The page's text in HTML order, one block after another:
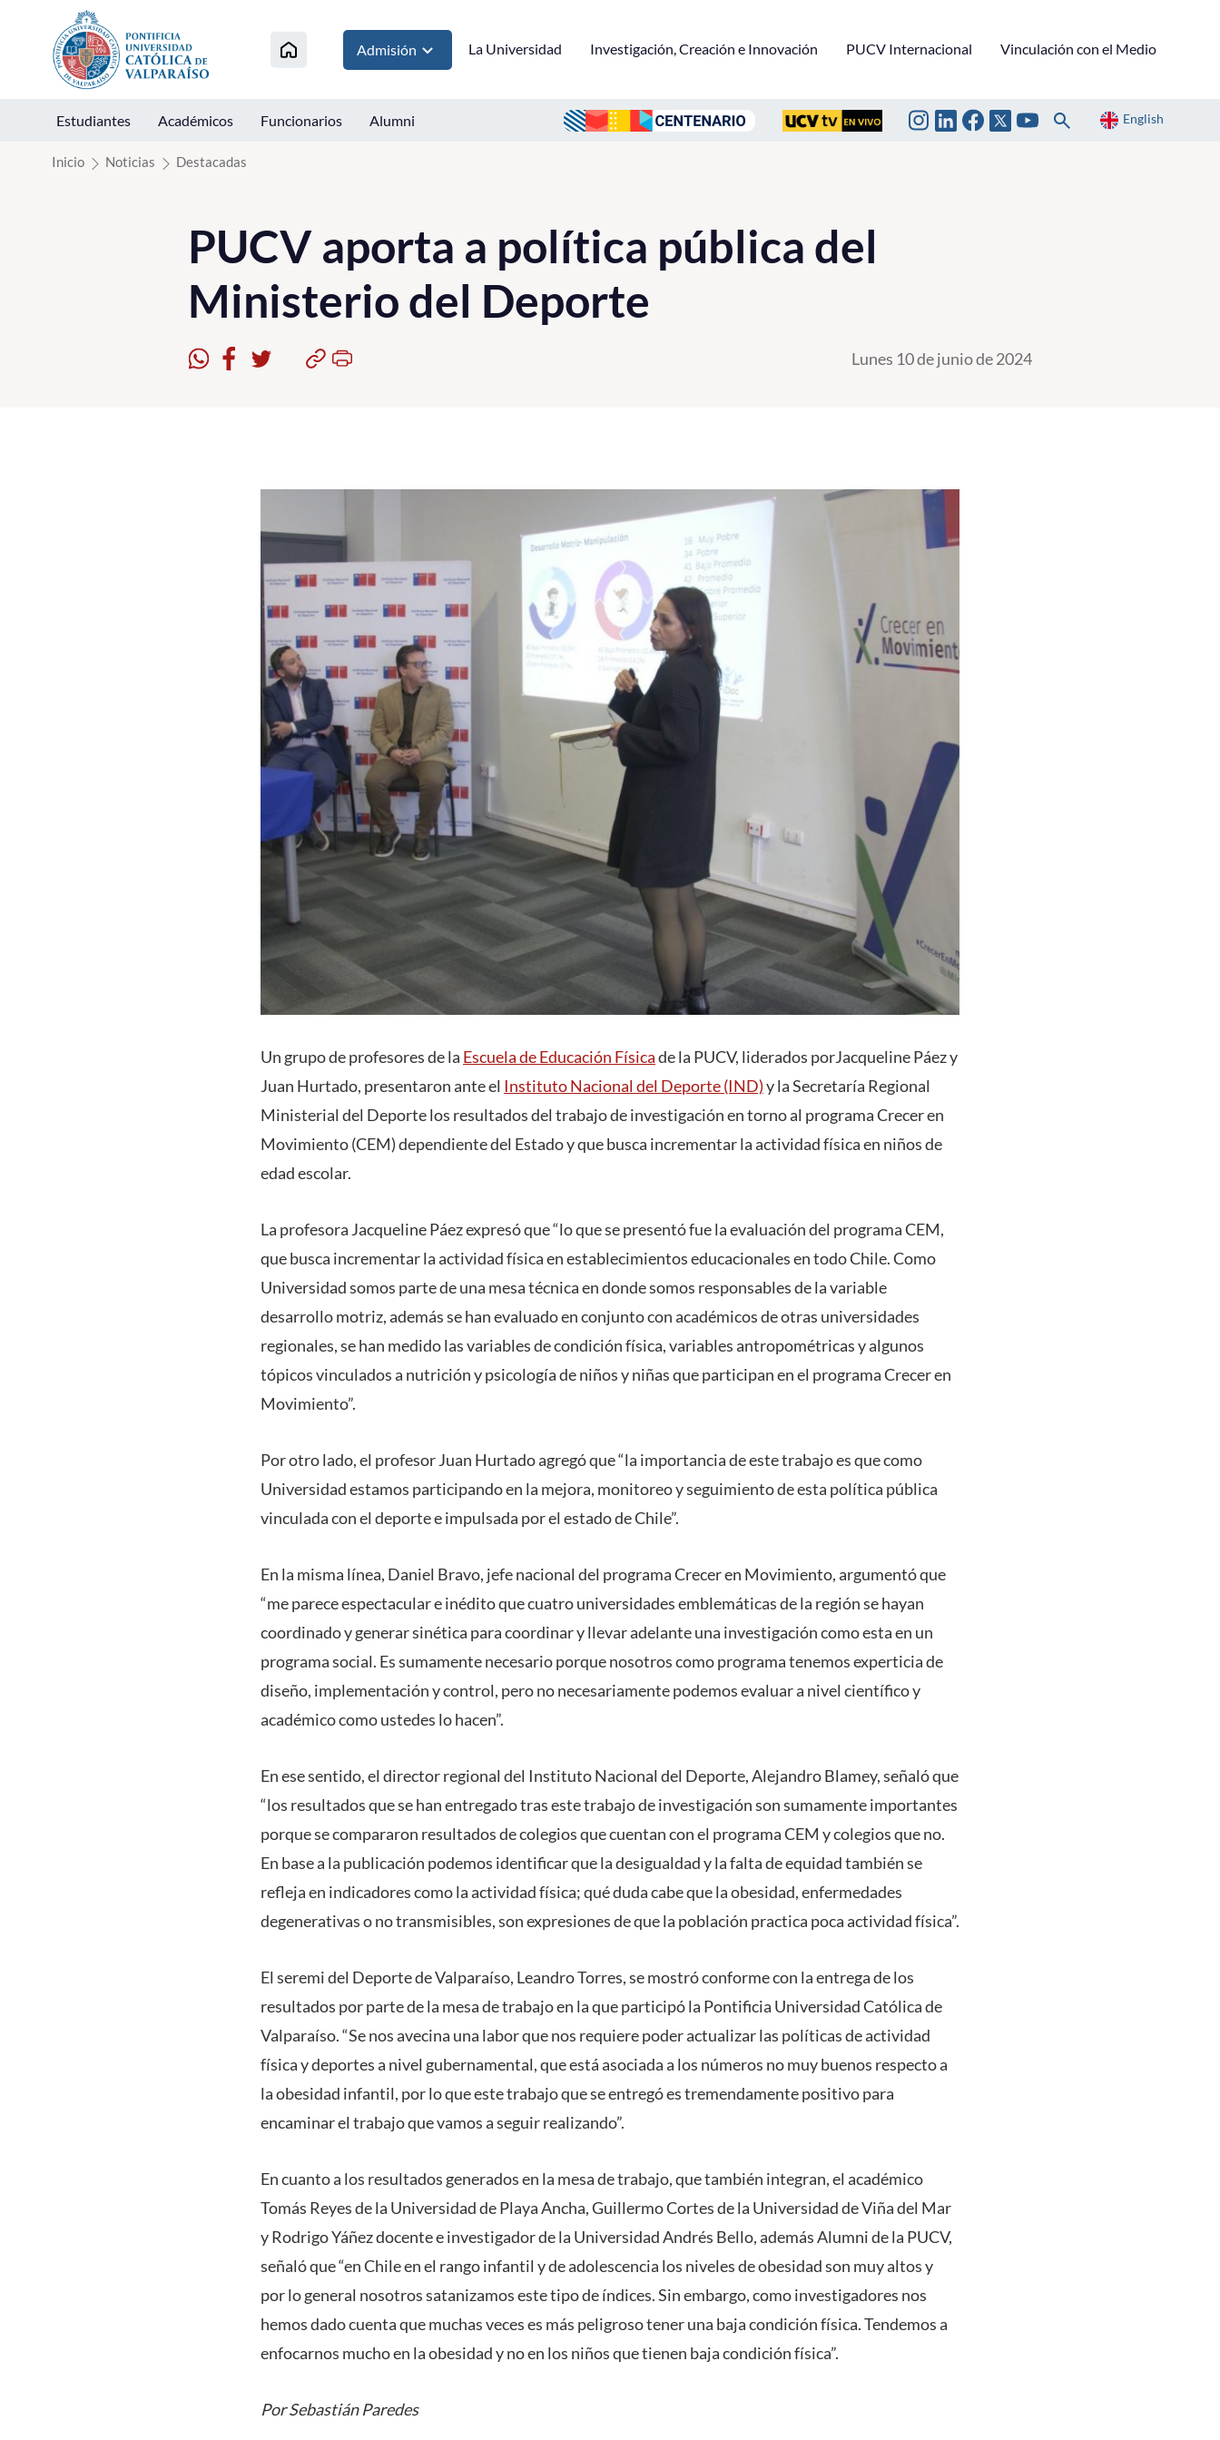
Click acá para ir directamente al contenido
Admisión La Universidad Investigación, Creación e Innovación PUCV Internacional Vinculación con el Medio
Estudiantes Académicos Funcionarios Alumni English
Inicio Noticias Destacadas
PUCV aporta a política pública del
Ministerio del Deporte
Lunes 10 de junio de 2024
Un grupo de profesores de la Escuela de Educación Físicade la PUCV, liderados porJacqueline Páez y
Juan Hurtado, presentaron ante el Instituto Nacional del Deporte (IND)y la Secretaría Regional
Ministerial del Deporte los resultados del trabajo de investigación en torno al programa Crecer en
Movimiento (CEM) dependiente del Estado y que busca incrementar la actividad física en niños de
edad escolar.
La profesora Jacqueline Páez expresó que “lo que se presentó fue la evaluación del programa CEM,
que busca incrementar la actividad física en establecimientos educacionales en todo Chile. Como
Universidad somos parte de una mesa técnica en donde somos responsables de la variable
desarrollo motriz, además se han evaluado en conjunto con académicos de otras universidades
regionales, se han medido las variables de condición física, variables antropométricas y algunos
tópicos vinculados a nutrición y psicología de niños y niñas que participan en el programa Crecer en
Movimiento”.
Por otro lado, el profesor Juan Hurtado agregó que “la importancia de este trabajo es que como
Universidad estamos participando en la mejora, monitoreo y seguimiento de esta política pública
vinculada con el deporte e impulsada por el estado de Chile”.
En la misma línea, Daniel Bravo, jefe nacional del programa Crecer en Movimiento, argumentó que
“me parece espectacular e inédito que cuatro universidades emblemáticas de la región se hayan
coordinado y generar sinética para coordinar y llevar adelante una investigación como esta en un
programa social. Es sumamente necesario porque nosotros como programa tenemos experticia de
diseño, implementación y control, pero no necesariamente podemos evaluar a nivel científico y
académico como ustedes lo hacen”.
En ese sentido, el director regional del Instituto Nacional del Deporte, Alejandro Blamey, señaló que
“los resultados que se han entregado tras este trabajo de investigación son sumamente importantes
porque se compararon resultados de colegios que cuentan con el programa CEM y colegios que no.
En base a la publicación podemos identificar que la desigualdad y la falta de equidad también se
refleja en indicadores como la actividad física; qué duda cabe que la obesidad, enfermedades
degenerativas o no transmisibles, son expresiones de que la población practica poca actividad física”.
El seremi del Deporte de Valparaíso, Leandro Torres, se mostró conforme con la entrega de los
resultados por parte de la mesa de trabajo en la que participó la Pontificia Universidad Católica de
Valparaíso. “Se nos avecina una labor que nos requiere poder actualizar las políticas de actividad
física y deportes a nivel gubernamental, que está asociada a los números no muy buenos respecto a
la obesidad infantil, por lo que este trabajo que se entregó es tremendamente positivo para
encaminar el trabajo que vamos a seguir realizando”.
En cuanto a los resultados generados en la mesa de trabajo, que también integran, el académico
Tomás Reyes de la Universidad de Playa Ancha, Guillermo Cortes de la Universidad de Viña del Mar
y Rodrigo Yáñez docente e investigador de la Universidad Andrés Bello, además Alumni de la PUCV,
señaló que “en Chile en el rango infantil y de adolescencia los niveles de obesidad son muy altos y
por lo general nosotros satanizamos este tipo de índices. Sin embargo, como investigadores nos
hemos dado cuenta que muchas veces es más peligroso tener una baja condición física. Tendemos a
enfocarnos mucho en la obesidad y no en los niños que tienen baja condición física”.
Por Sebastián Paredes